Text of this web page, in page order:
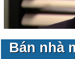
Bán nhà